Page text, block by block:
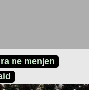
ne menjen